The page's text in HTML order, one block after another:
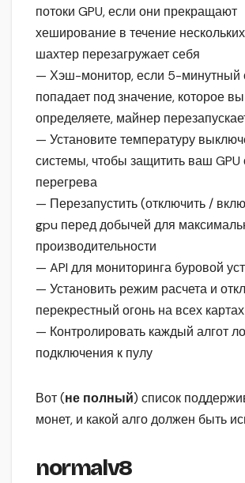
потоки GPU, если они прекращают
хеширование в течение
шахтер перезагружает себя
— Хэш-монитор, если 5-минутный
попадает под значение, которое вы
определяете, майнер
— Установите температуру
системы, чтобы защитить ваш GPU
перегрева
— Перезапустить (отключить /
gpu перед добычей для
производительности
— API для мониторинга буровой
— Установить режим расчета и
перекрестный огонь на всех картах
— Контролировать каждый алгот
подключения к пулу
Вот (не полный) список
монет, и какой алго должен быть
normalv8